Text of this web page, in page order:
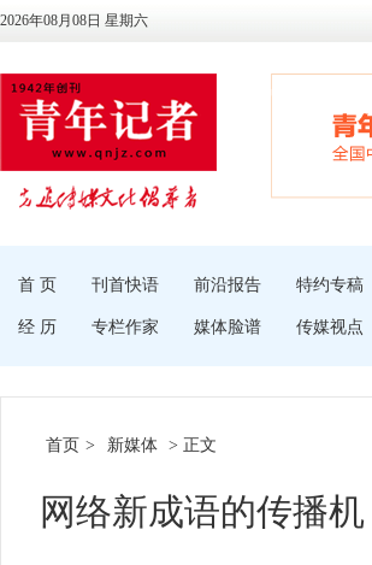
2026年08月08日 星期六
首 页 刊首快语 前沿报告 特约专稿
经 历 专栏作家 媒体脸谱 传媒视点
首页 > 新媒体 > 正文
网络新成语的传播机